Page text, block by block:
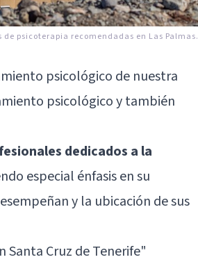
de psicoterapia recomendadas en Las Palmas.
psicológico de nuestra
psicológico y también
dedicados a la
especial énfasis en su
y la ubicación de sus
Santa Cruz de Tenerife"